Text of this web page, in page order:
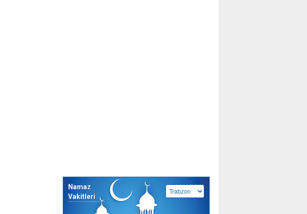
Namaz
Vakitleri